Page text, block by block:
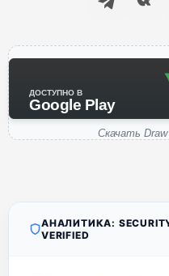
ДОСТУПНО В
Google Play
Скачать
АНАЛИТИКА:
VERIFIED